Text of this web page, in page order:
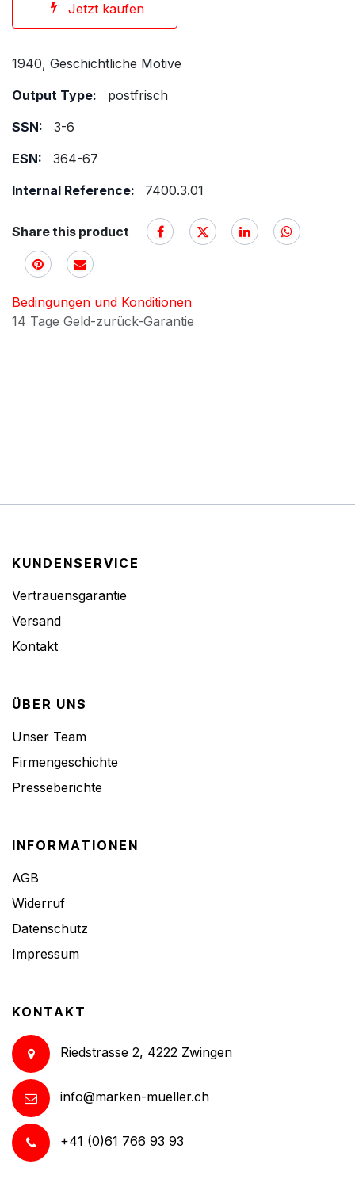
Jetzt kaufen
1940, Geschichtliche Motive
Output Type:
postfrisch
SSN:
3-6
ESN:
364-67
Internal Reference:
7400.3.01
Share this product
Bedingungen und Konditionen
14 Tage Geld-zurück-Garantie
KUNDENSERVICE
Vertrauensgarantie
Versand
Kontakt
ÜBER UNS
Unser Team
Firmengeschichte
Presseberichte
INFORMATIONEN
AGB
Widerruf
Datenschutz
Impressum
KONTAKT
Riedstrasse 2, 4222 Zwingen
info@marken-mueller.ch
+41 (0)61 766 93 93